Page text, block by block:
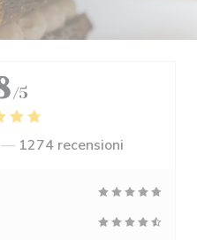
/5
— 1274 recensioni